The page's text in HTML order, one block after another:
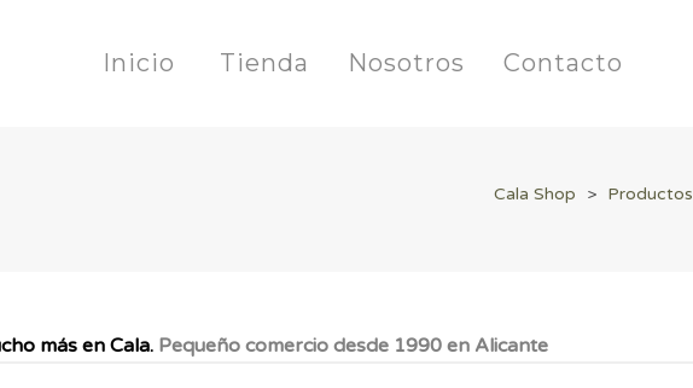
Inicio Tienda Nosotros Contacto
Cala Shop > Productos
más en Cala. Pequeño comercio desde 1990 en Alicante